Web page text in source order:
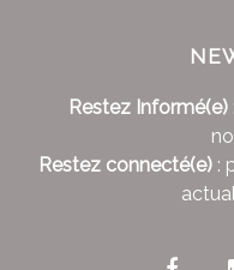
Restez Informé(e)
Restez connecté(e):